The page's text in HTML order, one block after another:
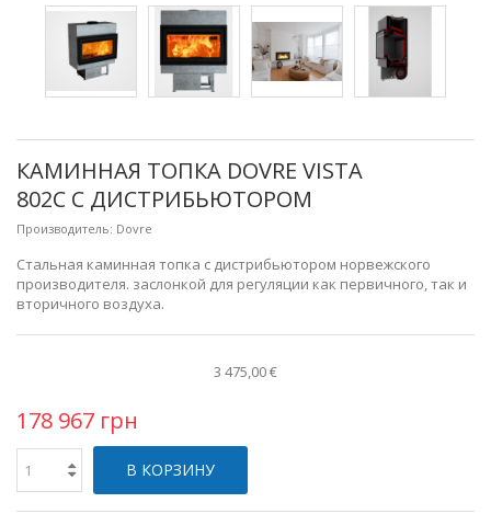
КАМИННАЯ ТОПКА DOVRE VISTA
802C С ДИСТРИБЬЮТОРОМ
Производитель: Dovre
Стальная каминная топка с дистрибьютором норвежского
производителя. заслонкой для регуляции как первичного, так и
вторичного воздуха.
3 475,00 €
178 967 грн
В КОРЗИНУ